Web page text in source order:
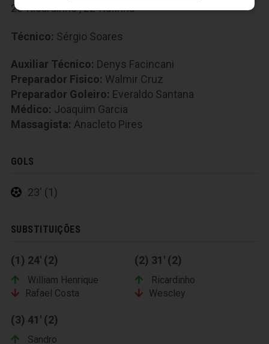
20-Ricardinho,22-Rafinha
Técnico: Sérgio Soares
Auxiliar Técnico: Denys Facincani
Preparador Fisico: Walmir Cruz
Preparador Goleiro: Everaldo Santana
Médico: Joaquim Garcia
Massagista: Anacleto Pires
GOLS
23' (1)
SUBSTITUIÇÕES
(1) 24' (2)
William Henrique
Rafael Costa
(2) 31' (2)
Ricardinho
Wescley
(3) 41' (2)
Sandro